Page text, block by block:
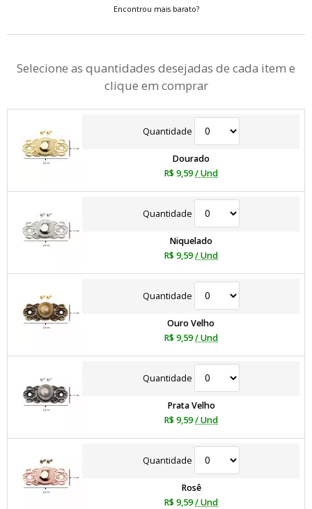
Encontrou mais barato?
Selecione as quantidades desejadas de cada item e
clique em comprar
Quantidade
Dourado
R$ 9,59/ Und
Quantidade
Niquelado
R$ 9,59/ Und
Quantidade
Ouro Velho
R$ 9,59/ Und
Quantidade
Prata Velho
R$ 9,59/ Und
Quantidade
Rosê
R$ 9,59/ Und